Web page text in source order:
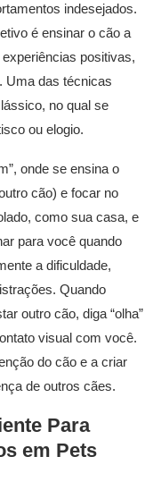
indesejados.
é ensinar o cão a
positivas,
Uma das técnicas
no qual se
ou elogio.
onde se ensina o
cão) e focar no
como sua casa, e
para você quando
a dificuldade,
Quando
outro cão, diga “olha”
visual com você.
do cão e a criar
de outros cães.
Para
em Pets